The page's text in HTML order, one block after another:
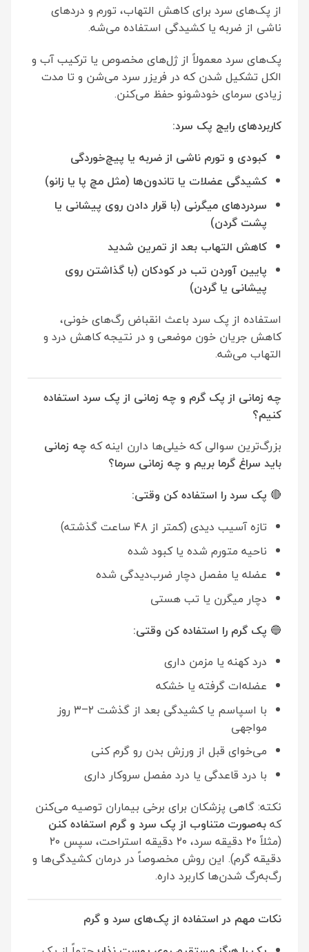
از پک‌های سرد برای کاهش التهاب، تورم و دردهای
ناشی از ضربه یا کشیدگی استفاده می‌شه.
پک‌های سرد معمولاً از ژل‌های مخصوص یا ترکیب آب و
الکل تشکیل شدن که در فریزر سرد می‌شن و تا مدت
زیادی سرمای خودشونو حفظ می‌کنن.
کاربردهای رایج پک سرد:
کبودی و تورم ناشی از ضربه یا پیچ‌خوردگی
کشیدگی عضلات یا تاندون‌ها (مثل مچ پا یا زانو)
سردردهای میگرنی (با قرار دادن روی پیشانی یا
پشت گردن)
کاهش التهاب بعد از تمرین شدید
پایین آوردن تب در کودکان (با گذاشتن روی
پیشانی یا گردن)
استفاده از پک سرد باعث انقباض رگ‌های خونی،
کاهش جریان خون موضعی و در نتیجه کاهش درد و
التهاب می‌شه.
چه زمانی از پک گرم و چه زمانی از پک سرد استفاده
کنیم؟
بزرگ‌ترین سوالی که خیلی‌ها دارن اینه که چه زمانی
باید سراغ گرما بریم و چه زمانی سرما؟
🔴 پک سرد را استفاده کن وقتی:
تازه آسیب دیدی (کمتر از ۴۸ ساعت گذشته)
ناحیه متورم شده یا کبود شده
عضله یا مفصل دچار ضرب‌دیدگی شده
دچار میگرن یا تب هستی
🔵 پک گرم را استفاده کن وقتی:
درد کهنه یا مزمن داری
عضله‌ات گرفته یا خشکه
با اسپاسم یا کشیدگی بعد از گذشت ۲–۳ روز
مواجهی
می‌خوای قبل از ورزش بدن رو گرم کنی
با درد قاعدگی یا درد مفصل سروکار داری
نکته: گاهی پزشکان برای برخی بیماران توصیه می‌کنن
کهبه‌صورت متناوب از پک سرد و گرم استفاده کنن
(مثلاً ۲۰ دقیقه سرد، ۲۰ دقیقه استراحت، سپس ۲۰
دقیقه گرم). این روش مخصوصاً در درمان کشیدگی‌ها و
رگ‌به‌رگ شدن‌ها کاربرد داره.
نکات مهم در استفاده از پک‌های سرد و گرم